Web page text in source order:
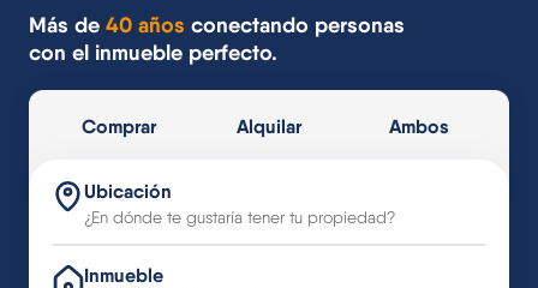
Más de 40 años conectando personas
con el inmueble perfecto.
Comprar Alquilar Ambos
Ubicación
Inmueble